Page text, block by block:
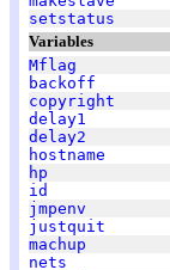
setstatus
Variables
Mflag
backoff
copyright
delay1
delay2
hostname
hp
id
jmpenv
justquit
machup
nets